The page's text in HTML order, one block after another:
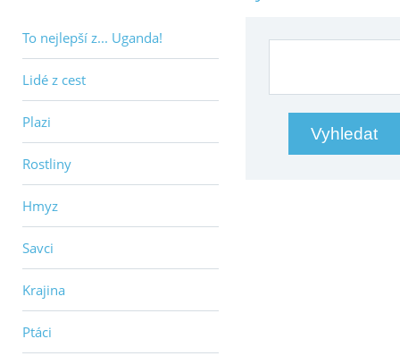
To nejlepší z... Uganda!
Lidé z cest
Plazi
Rostliny
Hmyz
Savci
Krajina
Ptáci